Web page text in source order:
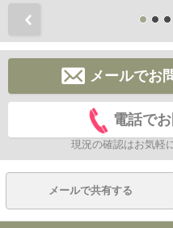
メールでお
電話で
現況の確認はお気軽
メールで共有する